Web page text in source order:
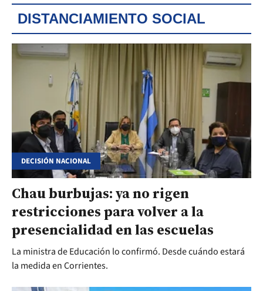
DISTANCIAMIENTO SOCIAL
DECISIÓN NACIONAL
Chau burbujas: ya no rigen
restricciones para volver a la
presencialidad en las escuelas
La ministra de Educación lo confirmó. Desde cuándo estará
la medida en Corrientes.